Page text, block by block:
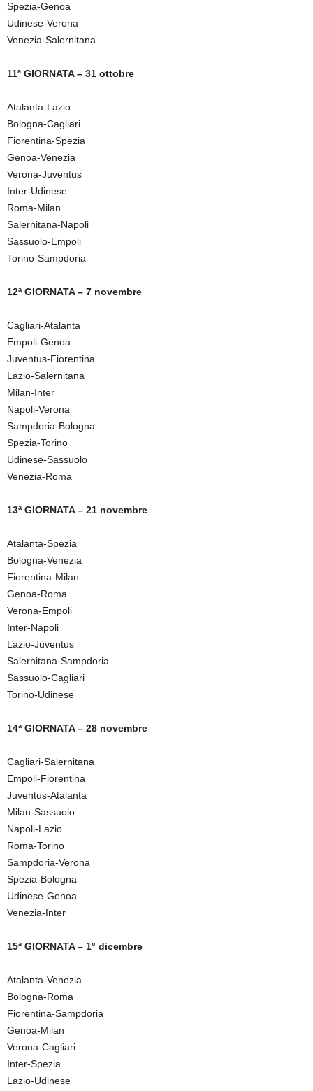
Spezia-Genoa
Udinese-Verona
Venezia-Salernitana
11ª GIORNATA – 31 ottobre
Atalanta-Lazio
Bologna-Cagliari
Fiorentina-Spezia
Genoa-Venezia
Verona-Juventus
Inter-Udinese
Roma-Milan
Salernitana-Napoli
Sassuolo-Empoli
Torino-Sampdoria
12ª GIORNATA – 7 novembre
Cagliari-Atalanta
Empoli-Genoa
Juventus-Fiorentina
Lazio-Salernitana
Milan-Inter
Napoli-Verona
Sampdoria-Bologna
Spezia-Torino
Udinese-Sassuolo
Venezia-Roma
13ª GIORNATA – 21 novembre
Atalanta-Spezia
Bologna-Venezia
Fiorentina-Milan
Genoa-Roma
Verona-Empoli
Inter-Napoli
Lazio-Juventus
Salernitana-Sampdoria
Sassuolo-Cagliari
Torino-Udinese
14ª GIORNATA – 28 novembre
Cagliari-Salernitana
Empoli-Fiorentina
Juventus-Atalanta
Milan-Sassuolo
Napoli-Lazio
Roma-Torino
Sampdoria-Verona
Spezia-Bologna
Udinese-Genoa
Venezia-Inter
15ª GIORNATA – 1° dicembre
Atalanta-Venezia
Bologna-Roma
Fiorentina-Sampdoria
Genoa-Milan
Verona-Cagliari
Inter-Spezia
Lazio-Udinese